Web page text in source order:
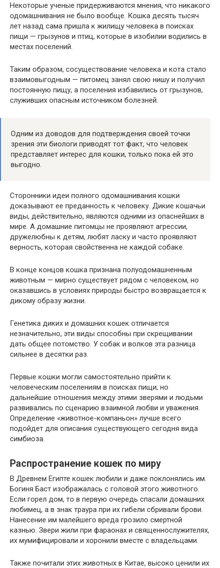
Некоторые ученые придерживаются мнения, что никакого
одомашнивания не было вообще. Кошка десять тысяч
лет назад сама пришла к жилищу человека в поисках
пищи — грызунов и птиц, которые в изобилии водились в
местах поселений.
Таким образом, сосуществование человека и кота стало
взаимовыгодным — питомец занял свою нишу и получил
постоянную пищу, а поселения избавились от грызунов,
служивших опасным источником болезней.
Одним из доводов для подтверждения своей точки
зрения эти биологи приводят тот факт, что человек
представляет интерес для кошки, только пока ей это
выгодно.
Сторонники идеи полного одомашнивания кошки
доказывают ее преданность к человеку. Дикие кошачьи
виды, действительно, являются одними из опаснейших в
мире. А домашние питомцы не проявляют агрессии,
дружелюбны к детям, любят ласку и часто проявляют
верность, которая свойственна не каждой собаке.
В конце концов кошка признана полуодомашненным
животным — мирно существует рядом с человеком, но
оказавшись в условиях природы быстро возвращается к
дикому образу жизни.
Генетика диких и домашних кошек отличается
незначительно, эти виды способны при скрещивании
дать общее потомство. У собак и волков эта разница
сильнее в десятки раз.
Первые кошки могли самостоятельно прийти к
человеческим поселениям в поисках пищи, но
дальнейшие отношения между этими зверями и людьми
развивались по сценарию взаимной любви и уважения.
Определение «животное-компаньон» лучше всего
подойдет для описания существующего сегодня вида
симбиоза.
Распространение кошек по миру
В Древнем Египте кошек любили и даже поклонялись им.
Богиня Баст изображалась с головой этого животного.
Если горел дом, то в первую очередь спасали домашних
любимец, а в знак траура при их гибели сбривали брови.
Нанесение им малейшего вреда грозило смертной
казнью. Звери жили при фараонах и священнослужителях,
их мумифицировали и хоронили вместе с владельцами.
Также почитали этих животных в Китае, высоко ценили их